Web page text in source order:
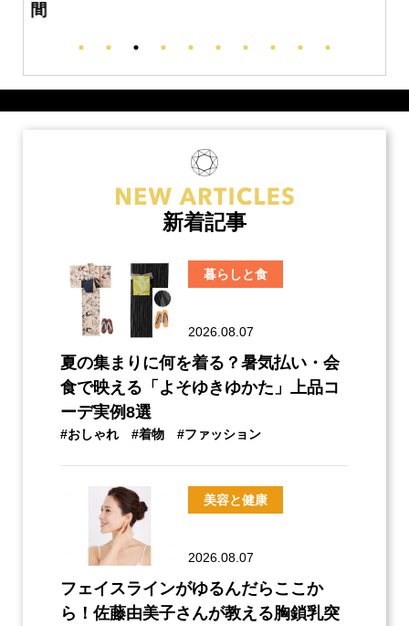
3週】
新着記事
暮らしと食
2026.08.07
夏の集まりに何を着る？暑気払い・会
食で映える「よそゆきゆかた」上品コ
ーデ実例8選
#おしゃれ #着物 #ファッション
美容と健康
2026.08.07
フェイスラインがゆるんだらここか
ら！佐藤由美子さんが教える胸鎖乳突